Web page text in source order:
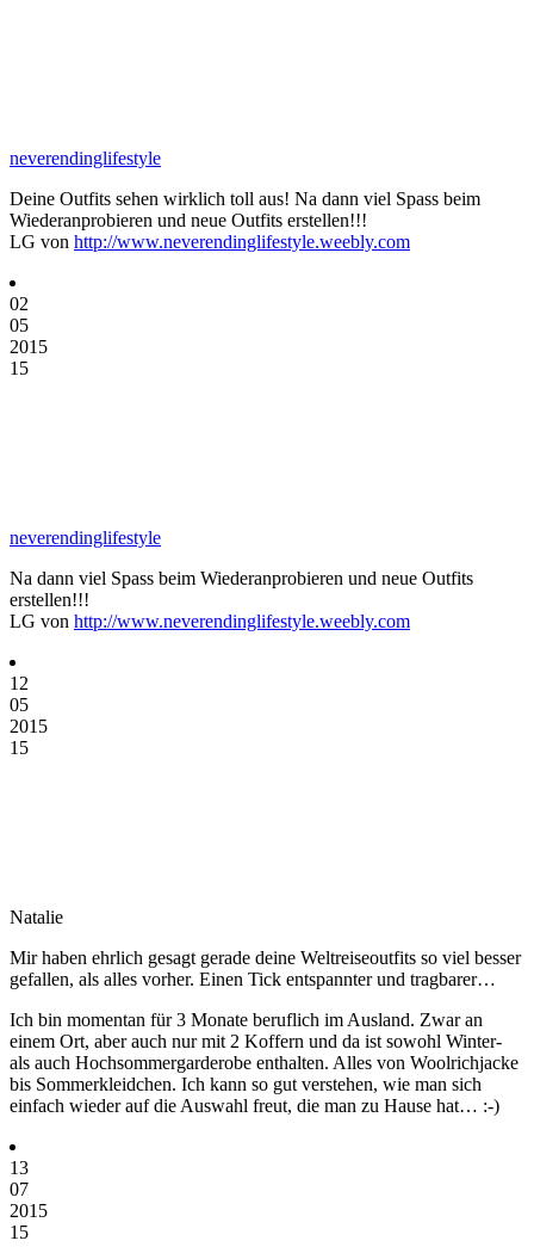
neverendinglifestyle
Deine Outfits sehen wirklich toll aus! Na dann viel Spass beim
Wiederanprobieren und neue Outfits erstellen!!!
LG von http://www.neverendinglifestyle.weebly.com
02
05
2015
15
neverendinglifestyle
Na dann viel Spass beim Wiederanprobieren und neue Outfits
erstellen!!!
LG von http://www.neverendinglifestyle.weebly.com
12
05
2015
15
Natalie
Mir haben ehrlich gesagt gerade deine Weltreiseoutfits so viel besser
gefallen, als alles vorher. Einen Tick entspannter und tragbarer…
Ich bin momentan für 3 Monate beruflich im Ausland. Zwar an
einem Ort, aber auch nur mit 2 Koffern und da ist sowohl Winter-
als auch Hochsommergarderobe enthalten. Alles von Woolrichjacke
bis Sommerkleidchen. Ich kann so gut verstehen, wie man sich
einfach wieder auf die Auswahl freut, die man zu Hause hat… :-)
13
07
2015
15